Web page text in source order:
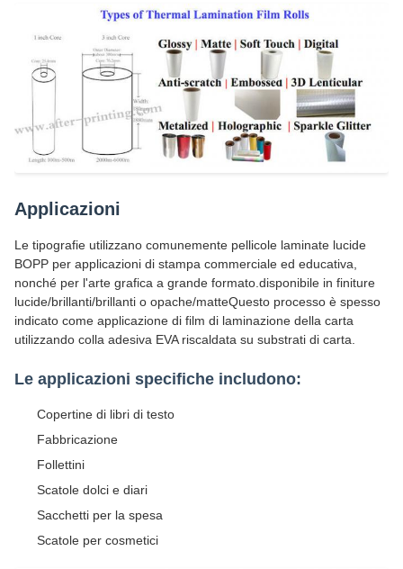
Applicazioni
Le tipografie utilizzano comunemente pellicole laminate lucide
BOPP per applicazioni di stampa commerciale ed educativa,
nonché per l'arte grafica a grande formato.disponibile in finiture
lucide/brillanti/brillanti o opache/matteQuesto processo è spesso
indicato come applicazione di film di laminazione della carta
utilizzando colla adesiva EVA riscaldata su substrati di carta.
Le applicazioni specifiche includono:
Copertine di libri di testo
Fabbricazione
Follettini
Scatole dolci e diari
Sacchetti per la spesa
Scatole per cosmetici